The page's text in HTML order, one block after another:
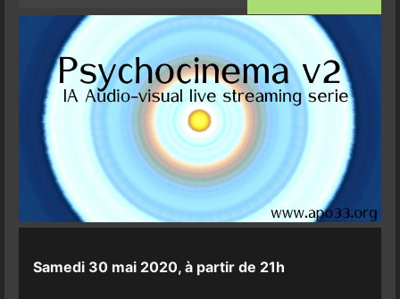
Samedi 30 mai 2020, à partir de 21h